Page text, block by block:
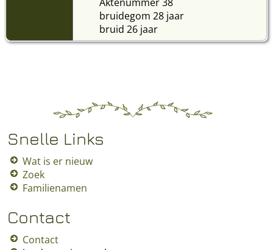
bruidegom 28 jaar
bruid 26 jaar
Snelle Links
Wat is er nieuw
Zoek
Familienamen
Contact
Contact